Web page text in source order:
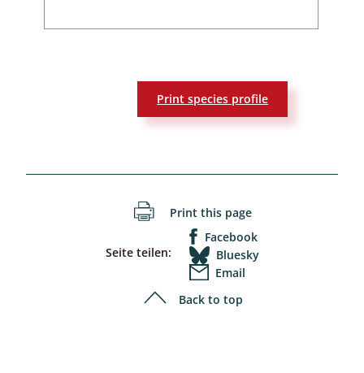
Print species profile
Print this page
Seite teilen:
Facebook
Bluesky
Email
Back to top